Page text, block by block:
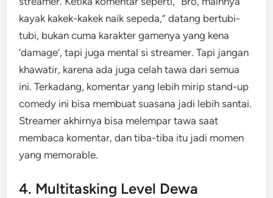
kayak kakek-kakek naik sepeda,” datang bertubi-
tubi, bukan cuma karakter gamenya yang kena
‘damage’, tapi juga mental si streamer. Tapi jangan
khawatir, karena ada juga celah tawa dari semua
ini. Terkadang, komentar yang lebih mirip stand-up
comedy ini bisa membuat suasana jadi lebih santai.
Streamer akhirnya bisa melempar tawa saat
membaca komentar, dan tiba-tiba itu jadi momen
yang memorable.
4. Multitasking Level Dewa